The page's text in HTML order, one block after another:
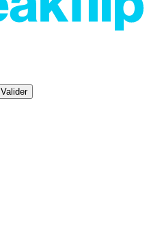
Valider